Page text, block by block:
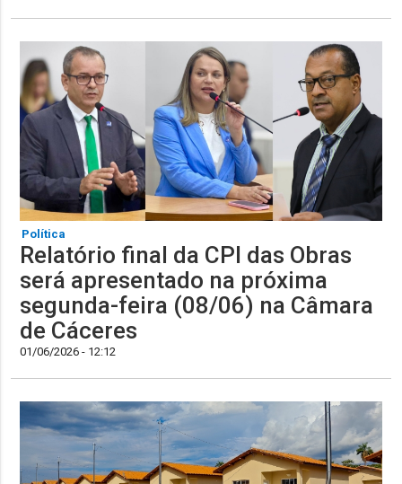
Política
Relatório final da CPI das Obras
será apresentado na próxima
segunda-feira (08/06) na Câmara
de Cáceres
01/06/2026 - 12:12